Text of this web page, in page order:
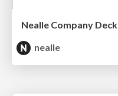
Nealle Company Deck
nealle